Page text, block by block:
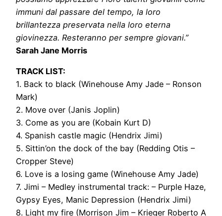
immuni dal passare del tempo, la loro
brillantezza preservata nella loro eterna
giovinezza. Resteranno per sempre giovani.”
Sarah Jane Morris
TRACK LIST:
1. Back to black (Winehouse Amy Jade – Ronson
Mark)
2. Move over (Janis Joplin)
3. Come as you are (Kobain Kurt D)
4. Spanish castle magic (Hendrix Jimi)
5. Sittin’on the dock of the bay (Redding Otis –
Cropper Steve)
6. Love is a losing game (Winehouse Amy Jade)
7. Jimi – Medley instrumental track: – Purple Haze,
Gypsy Eyes, Manic Depression (Hendrix Jimi)
8. Light my fire (Morrison Jim – Krieger Roberto A